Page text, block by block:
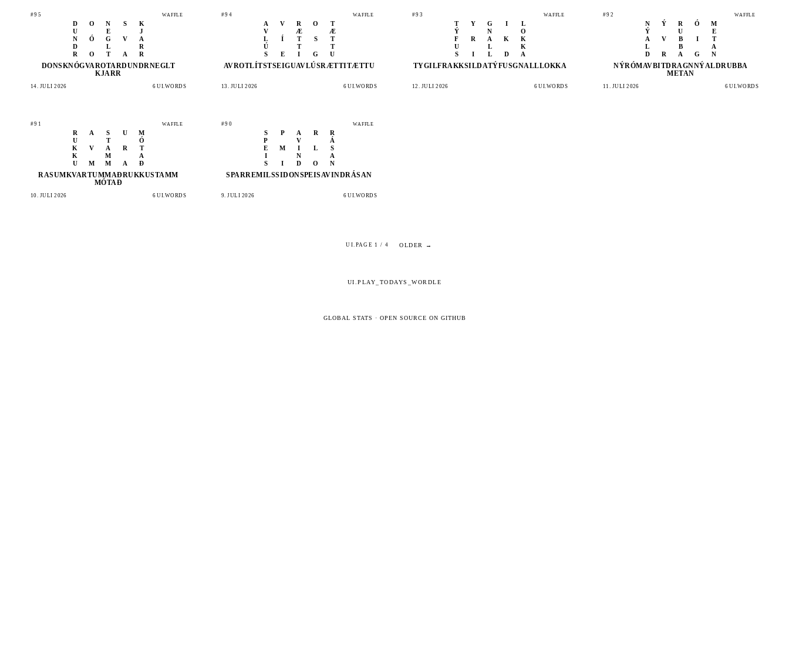
#95 WAFFLE
D O N S
K
U
E
J
N
Ó G V
A
D
L
R
R
O T A R
DONSKNÓGVAROTARDUNDRNEGLT
KJARR
14. JULI 2026 6 UI.WORDS
#94 WAFFLE
A V R O
T
V
Æ
Æ
L
Í T S
T
Ú
T
T
S
E I G U
AVROTLÍTSTSEIGUAVLÚSRÆTTITÆTTU
13. JULI 2026 6 UI.WORDS
#93 WAFFLE
T Y G I
L
Ý
N
O
F
R A K
K
U
L
K
S
I L D A
TYGILFRAKKSILDATÝFUSGNALLLOKKA
12. JULI 2026 6 UI.WORDS
#92 WAFFLE
N Ý R Ó
M
Ý
U
E
A
V B I
T
L
B
A
D
R A G N
NÝRÓMAVBITDRAGNNÝALDRUBBA
METAN
11. JULI 2026 6 UI.WORDS
#91 WAFFLE
R A S U
M
U
T
Ó
K
V A R
T
K
M
A
U
M M A Ð
RASUMKVARTUMMAÐRUKKUSTAMM
MÓTAÐ
10. JULI 2026 6 UI.WORDS
#90 WAFFLE
S P A R
R
P
V
Á
E
M I L
S
I
N
A
S
I D O N
SPARREMILSSIDONSPEISAVINDRÁSAN
9. JULI 2026 6 UI.WORDS
UI.PAGE 1 / 4 OLDER →
UI.PLAY_TODAYS_WORDLE
GLOBAL STATS · OPEN SOURCE ON GITHUB